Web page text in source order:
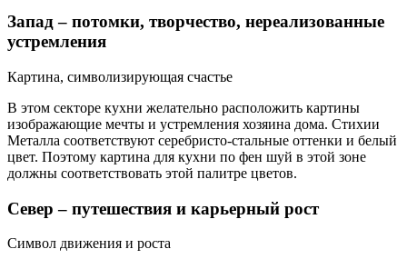
Запад – потомки, творчество, нереализованные
устремления
Картина, символизирующая счастье
В этом секторе кухни желательно расположить картины
изображающие мечты и устремления хозяина дома. Стихии
Металла соответствуют серебристо-стальные оттенки и белый
цвет. Поэтому картина для кухни по фен шуй в этой зоне
должны соответствовать этой палитре цветов.
Север – путешествия и карьерный рост
Символ движения и роста